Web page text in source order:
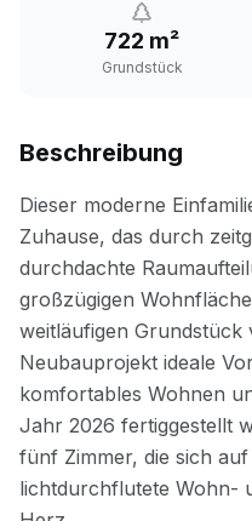
722 m²
Grundstück
Beschreibung